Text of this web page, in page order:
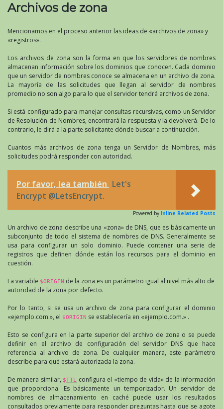
Archivos de zona
Mencionamos en el proceso anterior las ideas de «archivos de zona» y
«registros».
Los archivos de zona son la forma en que los servidores de nombres
almacenan información sobre los dominios que conocen. Cada dominio
que un servidor de nombres conoce se almacena en un archivo de zona.
La mayoría de las solicitudes que llegan al servidor de nombres
promedio no son algo para lo que el servidor tendrá archivos de zona.
Si está configurado para manejar consultas recursivas, como un Servidor
de Resolución de Nombres, encontrará la respuesta y la devolverá. De lo
contrario, le dirá a la parte solicitante dónde buscar a continuación.
Cuantos más archivos de zona tenga un Servidor de Nombres, más
solicitudes podrá responder con autoridad.
Por favor, lea también Let's
Encrypt @LetsEncrypt.
Powered by Inline Related Posts
Un archivo de zona describe una «zona» de DNS, que es básicamente un
subconjunto de todo el sistema de nombres de DNS. Generalmente se
usa para configurar un solo dominio. Puede contener una serie de
registros que definen dónde están los recursos para el dominio en
cuestión.
La variable $ORIGIN de la zona es un parámetro igual al nivel más alto de
autoridad de la zona por defecto.
Por lo tanto, si se usa un archivo de zona para configurar el dominio
«ejemplo.com.», el $ORIGIN se establecería en «ejemplo.com.» .
Esto se configura en la parte superior del archivo de zona o se puede
definir en el archivo de configuración del servidor DNS que hace
referencia al archivo de zona. De cualquier manera, este parámetro
describe para qué estará autorizada la zona.
De manera similar, $TTL
configura el «tiempo de vida» de la información
que proporciona. Es básicamente un temporizador. Un servidor de
nombres de almacenamiento en caché puede usar los resultados
consultados previamente para responder preguntas hasta que se agote